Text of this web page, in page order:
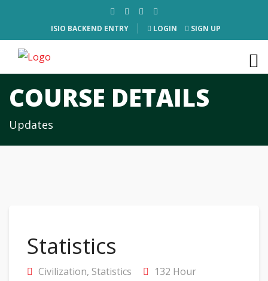
ISIO BACKEND ENTRY LOGIN SIGN UP
COURSE DETAILS
Updates
Statistics
Civilization, Statistics
132 Hour